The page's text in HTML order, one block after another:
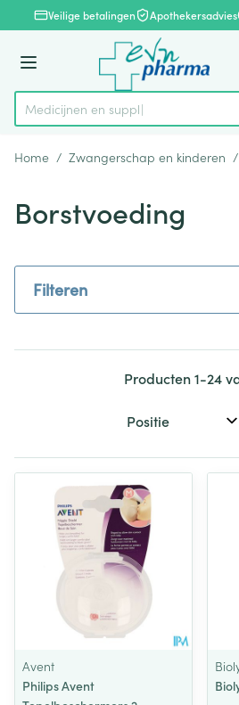
Ga naar de inhoud
1 van 1Veilige betalingen Apothekersadvies
Menu
Product, merk, categorie...
Home / Zwangerschap en kinderen /
Borstvoeding
Filteren
Producten1-24
Sorteer op:
Avent
Philips Avent